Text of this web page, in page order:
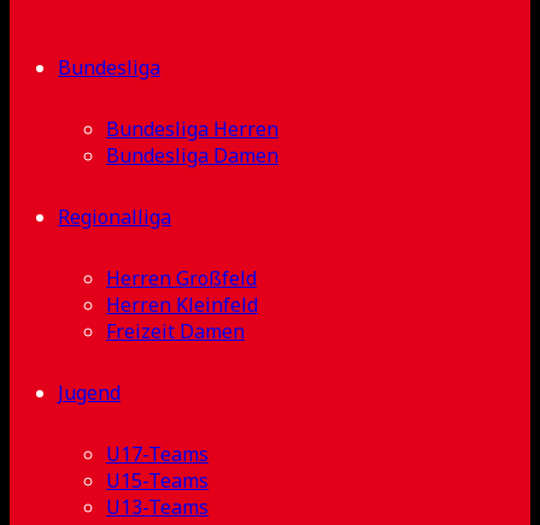
Bundesliga
Bundesliga Herren
Bundesliga Damen
Regionalliga
Herren Großfeld
Herren Kleinfeld
Freizeit Damen
Jugend
U17-Teams
U15-Teams
U13-Teams